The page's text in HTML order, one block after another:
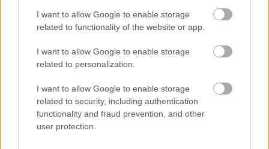
I want to allow Google to enable storage
related to functionality of the website or app.
I want to allow Google to enable storage
related to personalization.
I want to allow Google to enable storage
related to security, including authentication
functionality and fraud prevention, and other
user protection.
ανατροφή των παιδιών;
PODCASTS